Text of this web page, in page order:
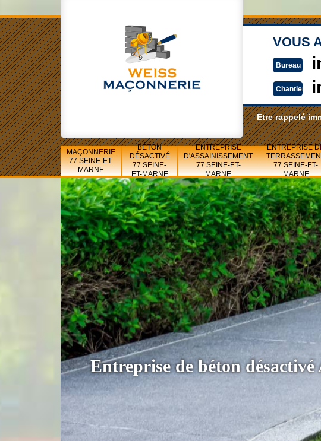
VOUS
Bureau
Chantier
Etre rappelé
MAÇONNERIE
77 SEINE-ET-
MARNE
BÉTON
DÉSACTIVÉ
77 SEINE-
ET-MARNE
ENTREPRISE
D'ASSAINISSEMENT
77 SEINE-ET-
MARNE
ENTREPRISE
77 SEINE-ET-
MARNE
Entreprise de béton désactivé